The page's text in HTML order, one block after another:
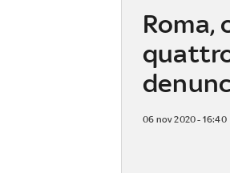
Roma,
06 nov 2020 - 16:40